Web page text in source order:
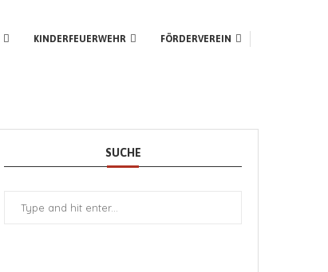
KINDERFEUERWEHR FÖRDERVEREIN
SUCHE